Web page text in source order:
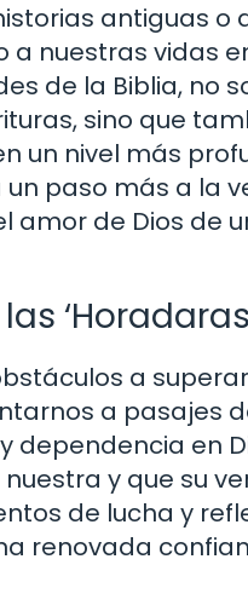
antiguas
a nuestras vidas
de la Biblia, no
sino que
un nivel más
paso más a la
amor de Dios de
a
a pasajes
en
y que su
de lucha y
renovada